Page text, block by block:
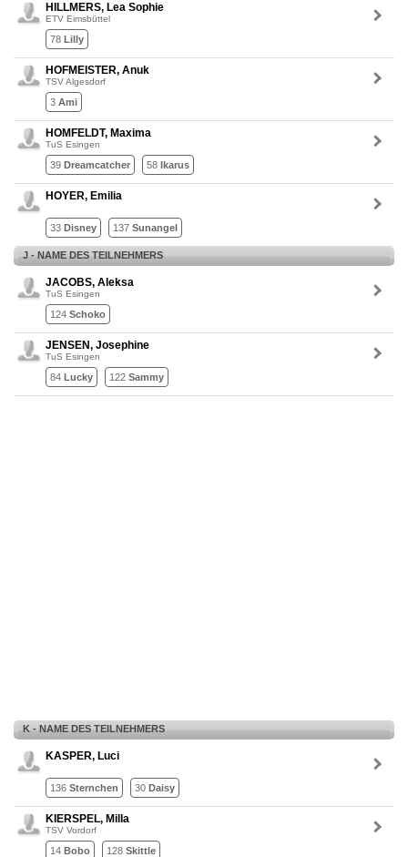
HILLMERS, Lea Sophie
ETV Eimsbüttel
78 Lilly
HOFMEISTER, Anuk
TSV Algesdorf
3 Ami
HOMFELDT, Maxima
TuS Esingen
39 Dreamcatcher 58 Ikarus
HOYER, Emilia
33 Disney 137 Sunangel
J - NAME DES TEILNEHMERS
JACOBS, Aleksa
TuS Esingen
124 Schoko
JENSEN, Josephine
TuS Esingen
84 Lucky 122 Sammy
K - NAME DES TEILNEHMERS
KASPER, Luci
136 Sternchen 30 Daisy
KIERSPEL, Milla
TSV Vordorf
14 Bobo 128 Skittle